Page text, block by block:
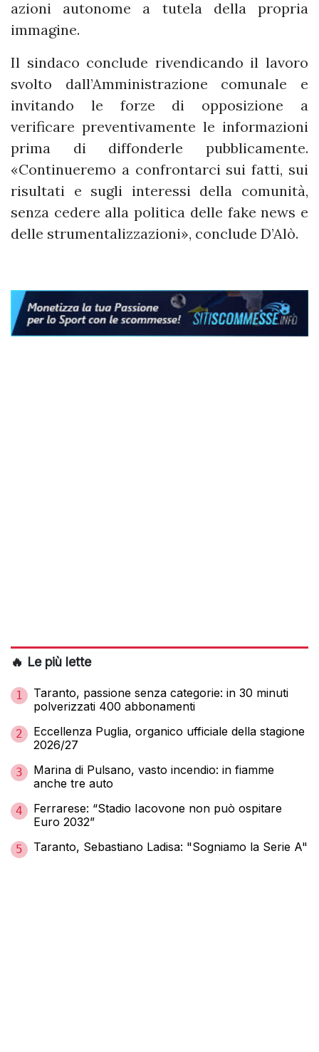
azioni autonome a tutela della propria
immagine.
Il sindaco conclude rivendicando il lavoro
svolto dall’Amministrazione comunale e
invitando le forze di opposizione a
verificare preventivamente le informazioni
prima di diffonderle pubblicamente.
«Continueremo a confrontarci sui fatti, sui
risultati e sugli interessi della comunità,
senza cedere alla politica delle fake news e
delle strumentalizzazioni», conclude D’Alò.
🔥 Le più lette
1
Taranto, passione senza categorie: in 30 minuti
polverizzati 400 abbonamenti
2
Eccellenza Puglia, organico ufficiale della stagione
2026/27
3
Marina di Pulsano, vasto incendio: in fiamme
anche tre auto
4
Ferrarese: “Stadio Iacovone non può ospitare
Euro 2032”
5 Taranto, Sebastiano Ladisa: "Sogniamo la Serie A"